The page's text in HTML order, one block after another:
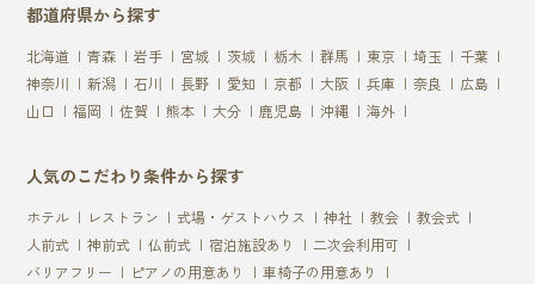
都道府県から探す
北海道 青森 岩手 宮城 茨城 栃木 群馬 東京 埼玉
千葉
神奈川
新潟 石川 長野 愛知 京都 大阪 兵庫 奈良
広島
山口
福岡 佐賀 熊本 大分 鹿児島 沖縄 海外
人気のこだわり条件から探す
ホテル レストラン 式場・ゲストハウス 神社 教会
教会式
人前式
神前式 仏前式 宿泊施設あり
二次会利用可
バリアフリー
ピアノの用意あり
車椅子の用意あり